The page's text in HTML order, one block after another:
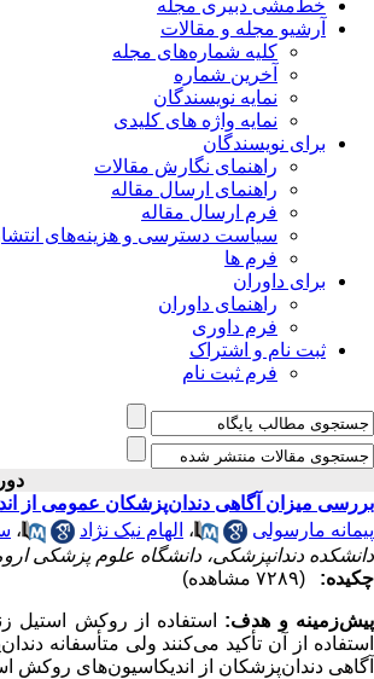
خط‌مشی دبیری مجله
آرشیو مجله و مقالات
کلیه شماره‌های مجله
آخرین شماره
نمایه نویسندگان
نمایه واژه های کلیدی
برای نویسندگان
راهنمای نگارش مقالات
راهنمای ارسال مقاله
فرم ارسال مقاله
سیاست دسترسی و هزینه‌های
فرم ها
برای داوران
راهنمای داوران
فرم داوری
ثبت نام و اشتراک
فرم ثبت نام
دوره ۲۷، شماره ۸ -
بررسی میزان آگاهی دندان‌پزشکان عمومی از
پیمانه مارسولی
، الهام نیک نژاد ،
دانشکده دندانپزشکی، دانشگاه علوم پزشکی
چکیده:
(۷۲۸۹ مشاهده)
پیش‌زمینه و هدف:
استفاده از روکش استیل
استفاده از آن تأکید می‌کنند ولی متأسفانه
آگاهی دندان‌پزشکان از اندیکاسیون‌های روکش